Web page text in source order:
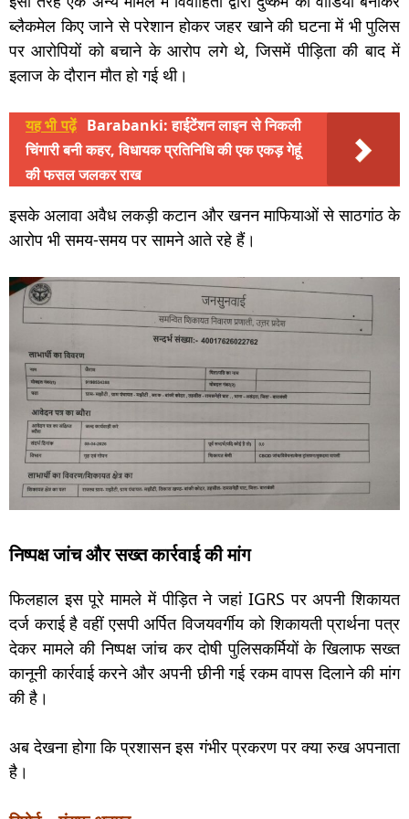
ब्लैकमेल किए जाने से परेशान होकर जहर खाने की घटना में भी पुलिस
पर आरोपियों को बचाने के आरोप लगे थे, जिसमें पीड़िता की बाद में
इलाज के दौरान मौत हो गई थी।
यह भी पढ़ें Barabanki: हाईटेंशन लाइन से निकली
चिंगारी बनी कहर, विधायक प्रतिनिधि की एक एकड़ गेहूं
की फसल जलकर राख
इसके अलावा अवैध लकड़ी कटान और खनन माफियाओं से साठगांठ के
आरोप भी समय-समय पर सामने आते रहे हैं।
निष्पक्ष जांच और सख्त कार्रवाई की मांग
फिलहाल इस पूरे मामले में पीड़ित ने जहां IGRS पर अपनी शिकायत
दर्ज कराई है वहीं एसपी अर्पित विजयवर्गीय को शिकायती प्रार्थना पत्र
देकर मामले की निष्पक्ष जांच कर दोषी पुलिसकर्मियों के खिलाफ सख्त
कानूनी कार्रवाई करने और अपनी छीनी गई रकम वापस दिलाने की मांग
की है।
अब देखना होगा कि प्रशासन इस गंभीर प्रकरण पर क्या रुख अपनाता
है।